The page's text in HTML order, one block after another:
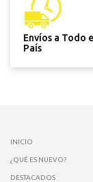
Envíos a Todo
País
INICIO
¿QUÉ ES NUEVO?
DESTACADOS